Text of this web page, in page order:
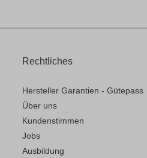
Rechtliches
Hersteller Garantien - Gütepass
Über uns
Kundenstimmen
Jobs
Ausbildung